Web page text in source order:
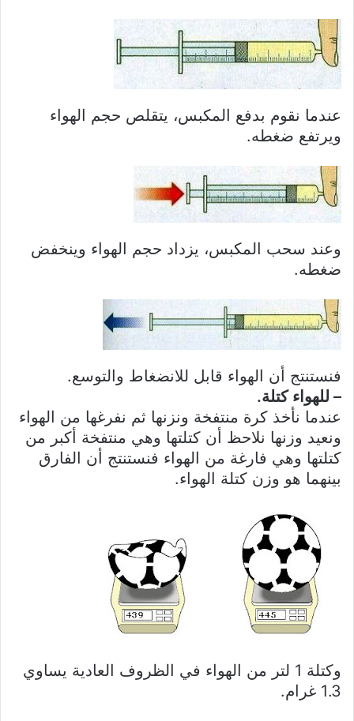
عندما نقوم بدفع المكبس، يتقلص حجم الهواء
ويرتفع ضغطه.
وعند سحب المكبس، يزداد حجم الهواء وينخفض
ضغطه.
فنستنتج أن الهواء قابل للانضغاط والتوسع.
– للهواء كتلة.
عندما نأخذ كرة منتفخة ونزنها ثم نفرغها من الهواء
ونعيد وزنها نلاحظ أن كتلتها وهي منتفخة أكبر من
كتلتها وهي فارغة من الهواء فنستنتج أن الفارق
بينهما هو وزن كتلة الهواء.
وكتلة 1 لتر من الهواء في الظروف العادية يساوي
1.3 غرام.